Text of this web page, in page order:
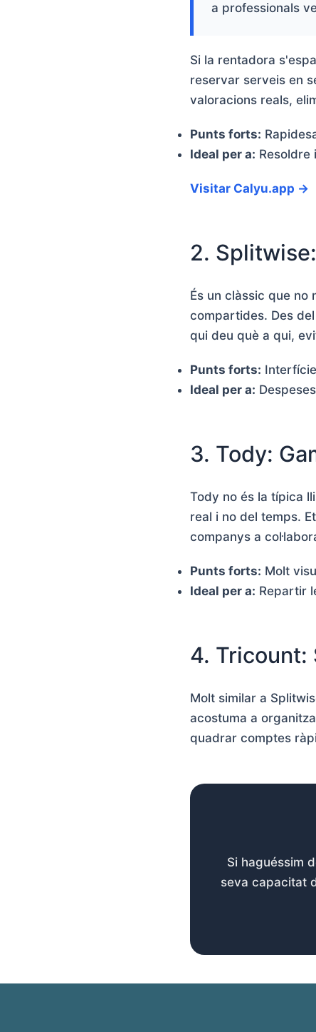
a professionals
Si la rentadora
reservar serveis en
valoracions reals,
Punts forts:
Ideal per a: Resoldre
Visitar Calyu.app →
2.
És un clàssic que
compartides. Des
qui deu què a qui,
Punts forts:
Ideal per a:
3. Tody:
Tody no és la típica
real i no del temps.
companys a
Punts forts: Molt
Ideal per a: Repartir
4. Tricount:
Molt similar a
acostuma a
quadrar comptes
Si haguéssim
seva capacitat